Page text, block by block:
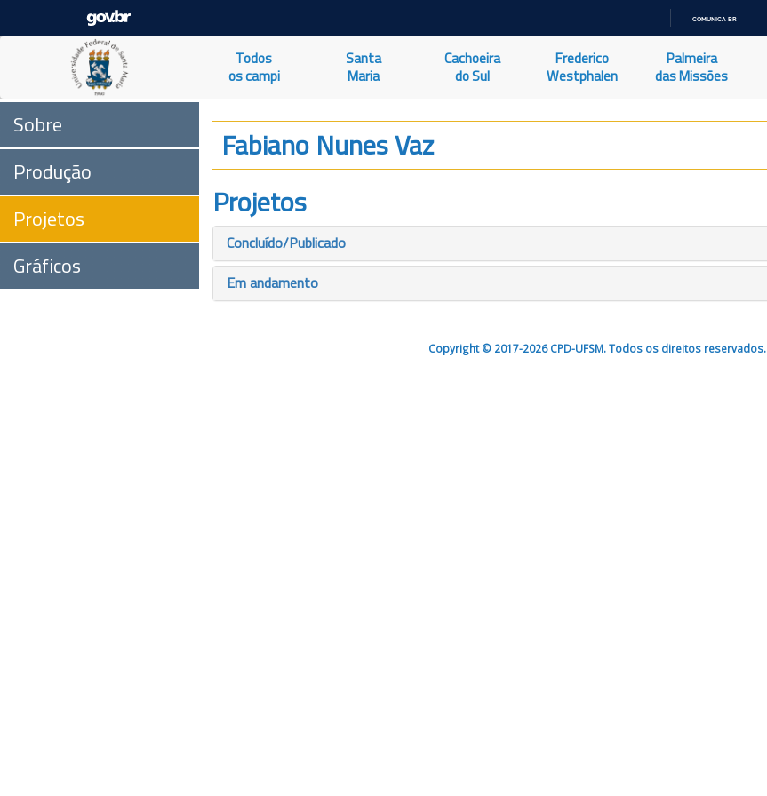
O
COMUNICA BR
Todos
os campi
Santa
Maria
Cachoeira
do Sul
Frederico
Westphalen
Palmeira
das Missões
Sobre
Produção
Projetos
Gráficos
Fabiano Nunes Vaz
Projetos
Concluído/Publicado
Em andamento
Copyright © 2017-2026 CPD-UFSM. Todos os direitos reservados.